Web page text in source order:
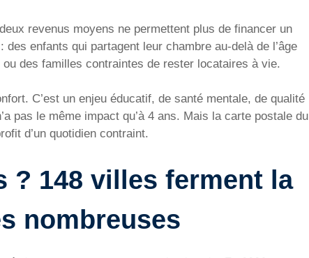
revenus moyens ne permettent plus de financer un
enfants qui partagent leur chambre au-delà de l’âge
des familles contraintes de rester locataires à vie.
C’est un enjeu éducatif, de santé mentale, de qualité
pas le même impact qu’à 4 ans. Mais la carte postale du
d’un quotidien contraint.
? 148 villes ferment la
nombreuses